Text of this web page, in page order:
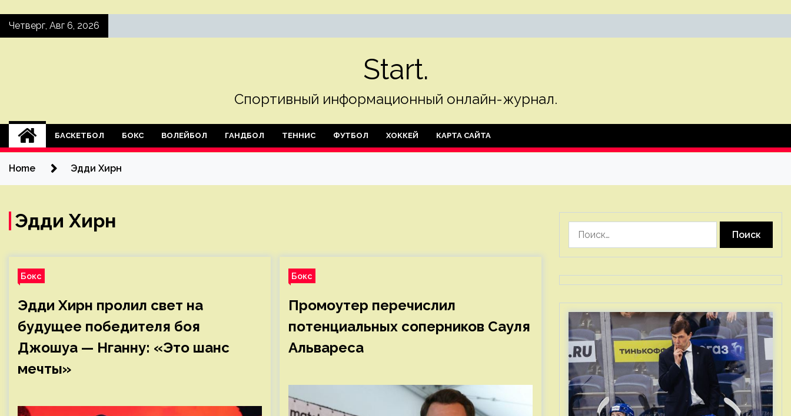
SkipЧетверг, Авг 6, 2026
Start.
Спортивный информационный онлайн-журнал.
БАСКЕТБОЛ БОКС ВОЛЕЙБОЛ ГАНДБОЛ ТЕННИС ФУТБОЛ ХОККЕЙ КАРТА САЙТА
Home Эдди Хирн
Эдди Хирн
Бокс
Эдди Хирн пролил свет на
будущее победителя боя
Джошуа — Нганну: «Это шанс
мечты»
Бокс
Промоутер перечислил
потенциальных соперников Сауля
Альвареса